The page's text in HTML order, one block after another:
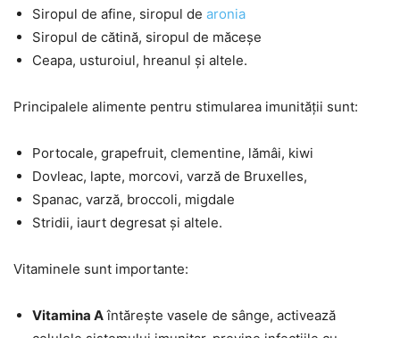
Siropul de afine, siropul de aronia
Siropul de cătină, siropul de măceșe
Ceapa, usturoiul, hreanul și altele.
Principalele alimente pentru stimularea imunității sunt:
Portocale, grapefruit, clementine, lămâi, kiwi
Dovleac, lapte, morcovi, varză de Bruxelles,
Spanac, varză, broccoli, migdale
Stridii, iaurt degresat și altele.
Vitaminele sunt importante:
Vitamina Aîntărește vasele de sânge, activează